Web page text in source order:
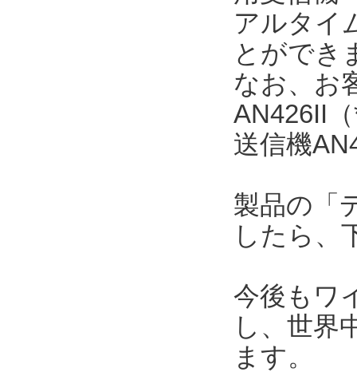
アルタイ
とができ
なお、お
AN426II
送信機
製品の「
したら、
今後もワ
し、世界
ます。